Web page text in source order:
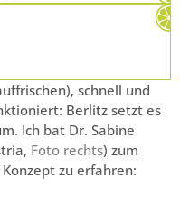
schnell und
Berlitz setzt es
Ich bat Dr. Sabine
Foto rechts) zum
zu erfahren: